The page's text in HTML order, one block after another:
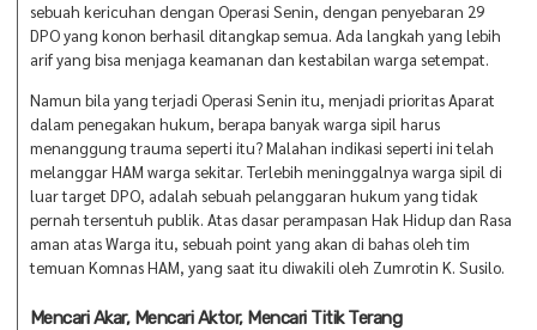
sebuah kericuhan dengan Operasi Senin, dengan penyebaran 29
DPO yang konon berhasil ditangkap semua. Ada langkah yang lebih
arif yang bisa menjaga keamanan dan kestabilan warga setempat.
Namun bila yang terjadi Operasi Senin itu, menjadi prioritas Aparat
dalam penegakan hukum, berapa banyak warga sipil harus
menanggung trauma seperti itu? Malahan indikasi seperti ini telah
melanggar HAM warga sekitar. Terlebih meninggalnya warga sipil di
luar target DPO, adalah sebuah pelanggaran hukum yang tidak
pernah tersentuh publik. Atas dasar perampasan Hak Hidup dan Rasa
aman atas Warga itu, sebuah point yang akan di bahas oleh tim
temuan Komnas HAM, yang saat itu diwakili oleh Zumrotin K. Susilo.
Mencari Akar, Mencari Aktor, Mencari Titik Terang